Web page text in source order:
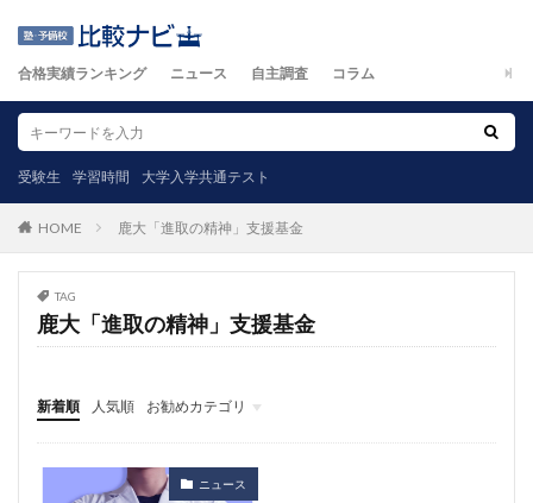
合格実績ランキング ニュース 自主調査 コラム
受験生 学習時間 大学入学共通テスト
HOME 鹿大「進取の精神」支援基金
TAG
鹿大「進取の精神」支援基金
新着順 人気順
お勧めカテゴリ
ニュース
自主調査
コラム
カテゴリ
ニュース